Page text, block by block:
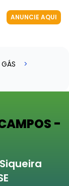
ANUNCIE AQUI
-